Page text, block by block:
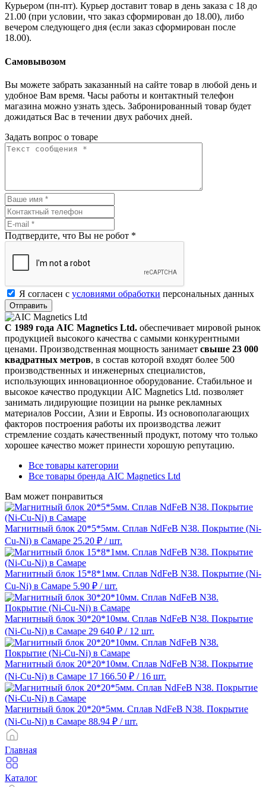
Курьером (пн-пт). Курьер доставит товар в день заказа с 18 до
21.00 (при условии, что заказ сформирован до 18.00), либо
вечером следующего дня (если заказ сформирован после
18.00).
Самовывозом
Вы можете забрать заказанный на сайте товар в любой день и
удобное Вам время. Часы работы и контактный телефон
магазина можно узнать здесь. Забронированный товар будет
дожидаться Вас в течении двух рабочих дней.
Задать вопрос о товаре
Подтвердите, что Вы не робот *
Я согласен с условиями обработки персональных данных
Отправить
С 1989 года AIC Magnetics Ltd. обеспечивает мировой рынок
продукцией высокого качества с самыми конкурентными
ценами. Производственная мощность занимает свыше 23 000
квадратных метров, в состав которой входят более 500
производственных и инженерных специалистов,
использующих инновационное оборудование. Стабильное и
высокое качество продукции AIC Magnetics Ltd. позволяет
занимать лидирующие позиции на рынке рекламных
материалов России, Азии и Европы. Из основополагающих
факторов построения работы их производства лежит
стремление создать качественный продукт, потому что только
хорошее качество может принести хорошую репутацию.
Все товары категории
Все товары бренда AIC Magnetics Ltd
Вам может понравиться
Магнитный блок 20*5*5мм. Сплав NdFeB N38. Покрытие (Ni-
Cu-Ni) в Самаре 25.20 ₽ / шт.
Магнитный блок 15*8*1мм. Сплав NdFeB N38. Покрытие (Ni-
Cu-Ni) в Самаре 5.90 ₽ / шт.
Магнитный блок 30*20*10мм. Сплав NdFeB N38. Покрытие
(Ni-Cu-Ni) в Самаре 29 640 ₽ / 12 шт.
Магнитный блок 20*20*10мм. Сплав NdFeB N38. Покрытие
(Ni-Cu-Ni) в Самаре 17 166.50 ₽ / 16 шт.
Магнитный блок 20*20*5мм. Сплав NdFeB N38. Покрытие
(Ni-Cu-Ni) в Самаре 88.94 ₽ / шт.
Главная
Каталог